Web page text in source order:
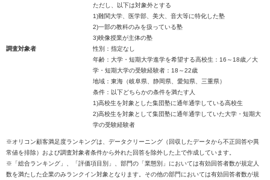
ただし、以下は対象外とする
1)難関大学、医学部、美大、音大等に特化した塾
2)一部の教科のみを扱っている塾
3)映像授業が主体の塾
調査対象者
性別：指定なし
年齢：大学・短期大学進学を希望する高校生：16～18歳／大
学・短期大学の受験経験者：18～22歳
地域：東海（岐阜県、静岡県、愛知県、三重県）
条件：以下どちらかの条件を満たす人
1)高校生を対象とした集団塾に通年通学している高校生
2)高校生を対象として集団塾に通年通学していた大学・短期大
学の受験経験者
※オリコン顧客満足度ランキングは、データクリーニング（回収したデータから不正回答や異
常値を排除）および調査対象者条件から外れた回答を除外した上で作成しています。
※「総合ランキング」、「評価項目別」、部門の「業態別」においては有効回答者数が規定人
数を満たした企業のみランクイン対象となります。その他の部門においては有効回答者数が規